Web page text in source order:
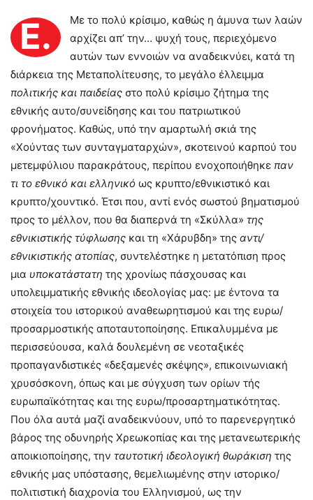
Ε.
Με το πολύ κρίσιμο, καθώς η άμυνα των λαών
αρχίζει απ’ την… ψυχή τους, περιεχόμενο
αυτών των εννοιών να αναδεικνύει, κατά τη
διάρκεια της Μεταπολίτευσης, το μεγάλο έλλειμμα
πολιτικής και παιδείας στο πολύ κρίσιμο ζήτημα της
εθνικής αυτο/συνείδησης και του πατριωτικού
φρονήματος. Καθώς, υπό την αμαρτωλή σκιά της
«Χούντας των συνταγματαρχών», σκοτεινού καρπού του
μετεμφύλιου παρακράτους, περίπου ενοχοποιήθηκε παν
τι το εθνικό και ελληνικό ως κρυπτο/εθνικιστικό και
κρυπτο/χουντικό. Έτσι που, αντί ενός σωστού βηματισμού
προς το μέλλον, που θα διαπερνά τη «Σκύλλα» της
εθνικιστικής τύφλωσης και τη «Χάρυβδη» της αντι/
εθνικιστικής ατοπίας, συντελέστηκε η μετατόπιση προς
μια υποκατάστατη της χρονίως πάσχουσας και
υπολειμματικής εθνικής ιδεολογίας μας: με έντονα τα
στοιχεία του ιστορικού αναθεωρητισμού και της ευρω/
προσαρμοστικής αποταυτοποίησης. Επικαλυμμένα με
περισσεύουσα, καλά δουλεμένη σε νεοταξικές
προπαγανδιστικές «δεξαμενές σκέψης», επικοινωνιακή
χρυσόσκονη, όπως και με σύγχυση των ορίων τής
ευρωπαϊκότητας και της ευρω/προσαρτηματικότητας.
Που όλα αυτά μαζί αναδεικνύουν, υπό το παρενεργητικό
βάρος της οδυνηρής Χρεωκοπίας και της μετανεωτερικής
αποικιοποίησης, την ταυτοτική ιδεολογική θωράκιση της
εθνικής μας υπόστασης, θεμελιωμένης στην ιστορικο/
πολιτιστική διαχρονία του Ελληνισμού, ως την